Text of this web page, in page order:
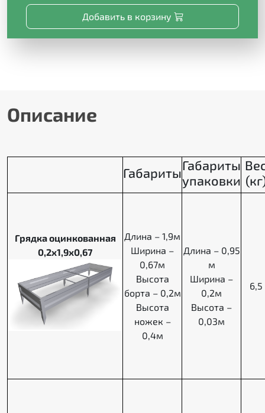
Добавить в корзину
Описание
ГабаритыГабариты
упаковки
Грядка оцинкованная
0,2х1,9х0,67
Длина – 1,9м
Ширина –
0,67м
Высота
борта – 0,2м
Высота
ножек –
0,4м
Длина – 0,95
м
Ширина –
0,2м
Высота –
0,03м
6,5